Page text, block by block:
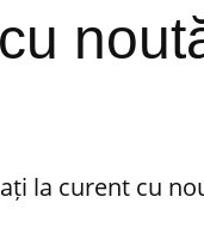
la curent cu